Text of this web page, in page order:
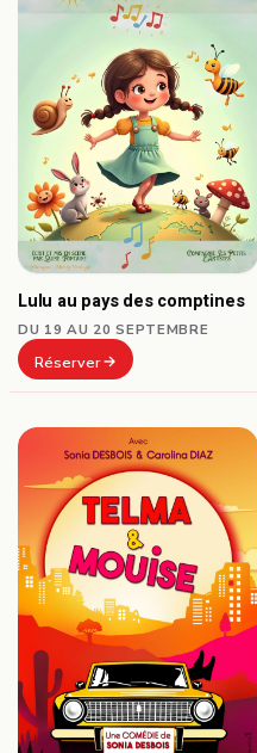
Lulu au pays des comptines
DU 19 AU 20 SEPTEMBRE
Réserver